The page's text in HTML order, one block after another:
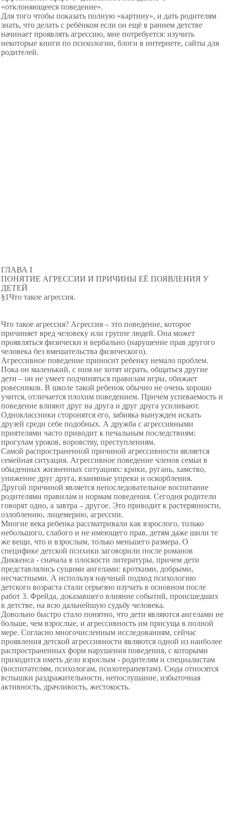
«отклоняющееся поведение».
Для того чтобы показать полную «картину», и дать родителям
знать, что делать с ребёнком если он ещё в раннем детстве
начинает проявлять агрессию, мне потребуется: изучить
некоторые книги по психологии, блоги в интернете, сайты для
родителей.
ГЛАВА I
ПОНЯТИЕ АГРЕССИИ И ПРИЧИНЫ ЕЁ ПОЯВЛЕНИЯ У
ДЕТЕЙ
§1Что такое агрессия.
Что такое агрессия? Агрессия – это поведение, которое
причиняет вред человеку или группе людей. Она может
проявляться физически и вербально (нарушение прав другого
человека без вмешательства физического).
Агрессивное поведение приносит ребенку немало проблем.
Пока он маленький, с ним не хотят играть, общаться другие
дети – он не умеет подчиняться правилам игры, обижает
ровесников. В школе такой ребенок обычно не очень хорошо
учится, отличается плохим поведением. Причем успеваемость и
поведение влияют друг на друга и друг друга усиливают.
Одноклассники сторонятся его, забияка вынужден искать
друзей среди себе подобных. А дружба с агрессивными
приятелями часто приводит к печальным последствиям:
прогулам уроков, воровству, преступлениям.
Самой распространенной причиной агрессивности является
семейная ситуация. Агрессивное поведение членов семьи в
обыденных жизненных ситуациях: крики, ругань, хамство,
унижение друг друга, взаимные упреки и оскорбления.
Другой причиной является непоследовательное воспитание
родителями правилам и нормам поведения. Сегодня родители
говорят одно, а завтра – другое. Это приводит к растерянности,
озлоблению, лицемерию, агрессии.
Многие века ребенка рассматривали как взрослого, только
небольшого, слабого и не имеющего прав, детям даже шили те
же вещи, что и взрослым, только меньшего размера. О
специфике детской психики заговорили после романов
Диккенса - сначала в плоскости литературы, причем дети
представлялись сущими ангелами: кроткими, добрыми,
несчастными. А используя научный подход психологию
детского возраста стали серьезно изучать в основном после
работ 3. Фрейда, доказавшего влияние событий, происшедших
в детстве, на всю дальнейшую судьбу человека.
Довольно быстро стало понятно, что дети являются ангелами не
больше, чем взрослые, и агрессивность им присуща в полной
мере. Согласно многочисленным исследованиям, сейчас
проявления детской агрессивности являются одной из наиболее
распространенных форм нарушения поведения, с которыми
приходится иметь дело взрослым - родителям и специалистам
(воспитателям, психологам, психотерапевтам). Сюда относятся
вспышки раздражительности, непослушание, избыточная
активность, драчливость, жестокость.